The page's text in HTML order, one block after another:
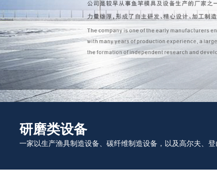
研磨类设备
一家以生产渔具制造设备、碳纤维制造设备，以及高尔夫、